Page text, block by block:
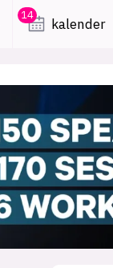
14
kalender